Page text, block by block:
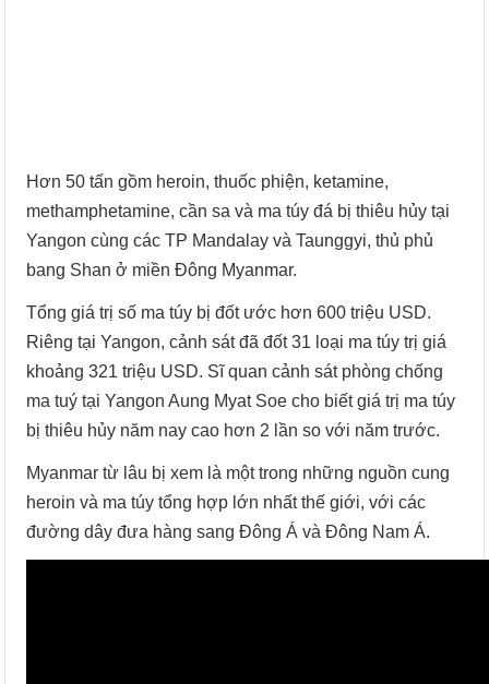
Hơn 50 tấn gồm heroin, thuốc phiện, ketamine,
methamphetamine, cần sa và ma túy đá bị thiêu hủy tại
Yangon cùng các TP Mandalay và Taunggyi, thủ phủ
bang Shan ở miền Đông Myanmar.
Tổng giá trị số ma túy bị đốt ước hơn 600 triệu USD.
Riêng tại Yangon, cảnh sát đã đốt 31 loại ma túy trị giá
khoảng 321 triệu USD. Sĩ quan cảnh sát phòng chống
ma tuý tại Yangon Aung Myat Soe cho biết giá trị ma túy
bị thiêu hủy năm nay cao hơn 2 lần so với năm trước.
Myanmar từ lâu bị xem là một trong những nguồn cung
heroin và ma túy tổng hợp lớn nhất thế giới, với các
đường dây đưa hàng sang Đông Á và Đông Nam Á.